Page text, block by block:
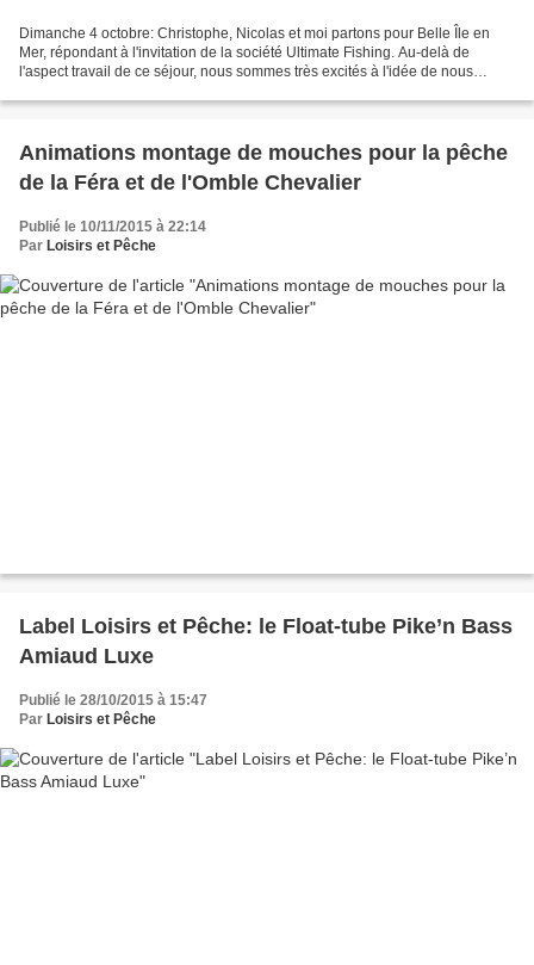
Dimanche 4 octobre: Christophe, Nicolas et moi partons pour Belle Île en
Mer, répondant à l'invitation de la société Ultimate Fishing. Au-delà de
l'aspect travail de ce séjour, nous sommes très excités à l'idée de nous
Animations montage de mouches pour la pêche
de la Féra et de l'Omble Chevalier
Publié le 10/11/2015 à 22:14
Par Loisirs et Pêche
Label Loisirs et Pêche: le Float-tube Pike’n Bass
Amiaud Luxe
Publié le 28/10/2015 à 15:47
Par Loisirs et Pêche